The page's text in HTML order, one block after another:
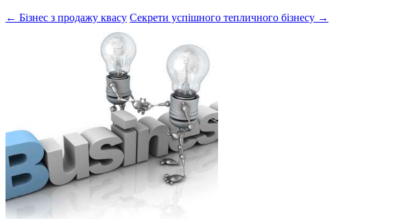
← Бізнес з продажу квасу Секрети успішного тепличного бізнесу →